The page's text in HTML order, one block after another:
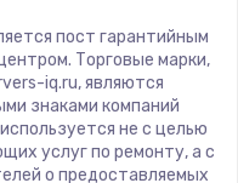
пост гарантийным
Торговые марки,
iq.ru, являются
знаками компаний
не с целью
услуг по ремонту, а с
о предоставляемых